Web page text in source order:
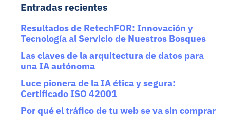
Entradas recientes
Resultados de RetechFOR: Innovación y
Tecnología al Servicio de Nuestros Bosques
Las claves de la arquitectura de datos para
una IA autónoma
Luce pionera de la IA ética y segura:
Certificado ISO 42001
Por qué el tráfico de tu web se va sin comprar